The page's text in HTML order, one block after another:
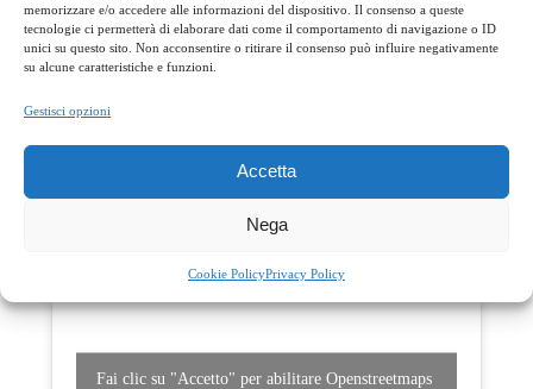
memorizzare e/o accedere alle informazioni del dispositivo. Il consenso a queste
tecnologie ci permetterà di elaborare dati come il comportamento di navigazione o ID
unici su questo sito. Non acconsentire o ritirare il consenso può influire negativamente
su alcune caratteristiche e funzioni.
Gestisci opzioni
Accetta
Nega
Cookie PolicyPrivacy Policy
Dove siamo
Indirizzo
Fai clic su "Accetto" per abilitare Openstreetmaps